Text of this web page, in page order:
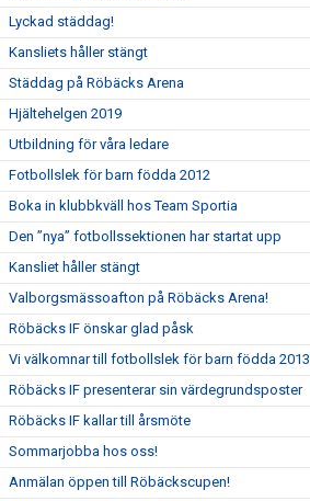
Lyckad städdag!
Kansliets håller stängt
Städdag på Röbäcks Arena
Hjältehelgen 2019
Utbildning för våra ledare
Fotbollslek för barn födda 2012
Boka in klubbkväll hos Team Sportia
Den ”nya” fotbollssektionen har startat upp
Kansliet håller stängt
Valborgsmässoafton på Röbäcks Arena!
Röbäcks IF önskar glad påsk
Vi välkomnar till fotbollslek för barn födda 2013
Röbäcks IF presenterar sin värdegrundsposter
Röbäcks IF kallar till årsmöte
Sommarjobba hos oss!
Anmälan öppen till Röbäckscupen!